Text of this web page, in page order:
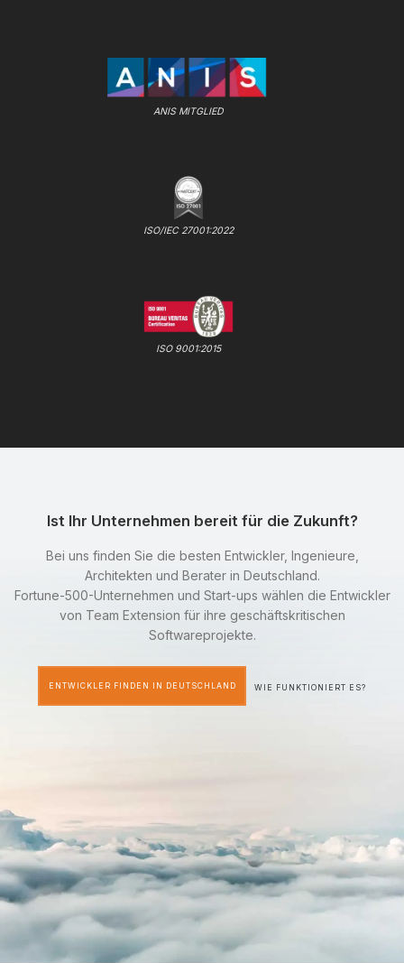
ANIS MITGLIED
ISO/IEC 27001:2022
ISO 9001:2015
Ist Ihr Unternehmen bereit für die Zukunft?
Bei uns finden Sie die besten Entwickler, Ingenieure,
Architekten und Berater in Deutschland.
Fortune-500-Unternehmen und Start-ups wählen die Entwickler
von Team Extension für ihre geschäftskritischen
Softwareprojekte.
ENTWICKLER FINDEN IN DEUTSCHLAND WIE FUNKTIONIERT ES?